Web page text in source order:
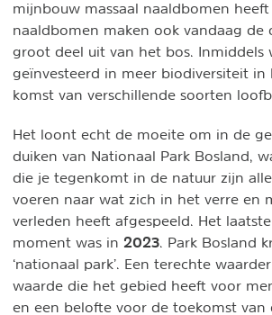
mijnbouw massaal naaldbomen
naaldbomen maken ook vandaag de
groot deel uit van het bos. Inmiddels
geïnvesteerd in meer biodiversiteit in
komst van verschillende soorten
Het loont echt de moeite om in de
duiken van Nationaal Park Bosland,
die je tegenkomt in de natuur zijn
voeren naar wat zich in het verre en
verleden heeft afgespeeld. Het
moment was in 2023 . Park Bosland
‘nationaal park’. Een terechte
waarde die het gebied heeft voor
en een belofte voor de toekomst van